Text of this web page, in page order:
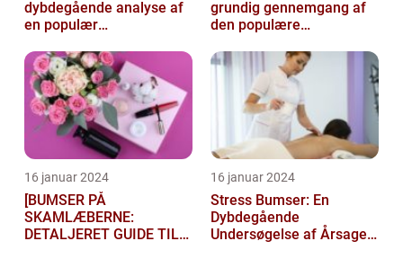
dybdegående analyse af
en populær
grundig gennemgang af
den populære
16 januar 2024
[BUMSER PÅ
SKAMLÆBERNE:
DETALJERET GUIDE TIL
16 januar 2024
Stress Bumser: En
Dybdegående
Undersøgelse af Årsager,